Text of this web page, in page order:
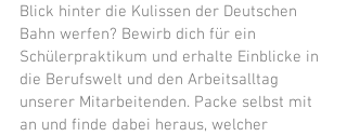
Blick hinter die Kulissen der Deutschen
Bahn werfen? Bewirb dich für ein
Schülerpraktikum und erhalte Einblicke in
die Berufswelt und den Arbeitsalltag
unserer Mitarbeitenden. Packe selbst mit
an und finde dabei heraus, welcher